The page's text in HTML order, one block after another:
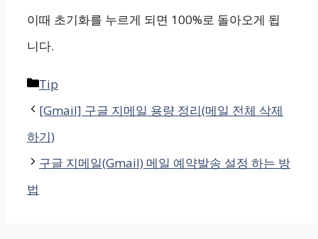
이때 초기화를 누르게 되면 100%로 돌아오게 됩
니다.
Categories
Tip
[Gmail] 구글 지메일 용량 정리(메일 전체 삭제
하기)
구글 지메일(Gmail) 메일 예약발송 설정 하는 방
법